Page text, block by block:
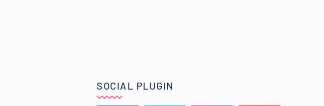
SOCIAL PLUGIN